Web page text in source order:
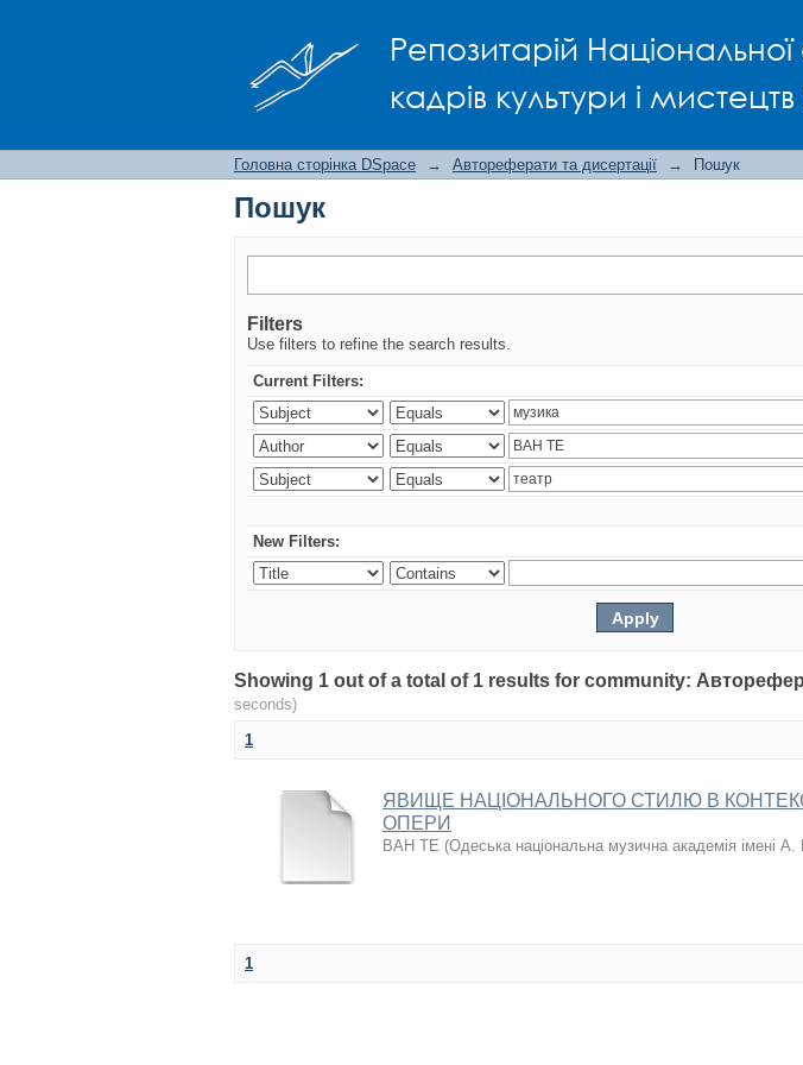
Репозитарій Національної
кадрів культури і
Головна сторінка DSpace → Автореферати та дисертації → Пошук
Пошук
Filters
Use filters to refine the search results.
Current Filters:
New Filters:
Showing 1 out of a total of 1 results for community:
seconds)
1
ЯВИЩЕ НАЦІОНАЛЬНОГО СТИЛЮ В
ОПЕРИ
ВАН ТЕ (Одеська національна музична академія імені
1